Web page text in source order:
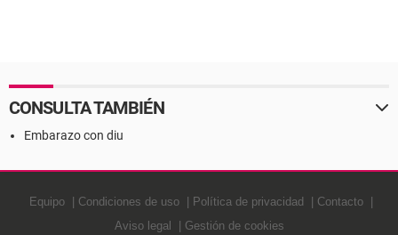
CONSULTA TAMBIÉN
Embarazo con diu
Equipo Condiciones de uso Política de privacidad
Contacto
Aviso legal
Gestión de cookies